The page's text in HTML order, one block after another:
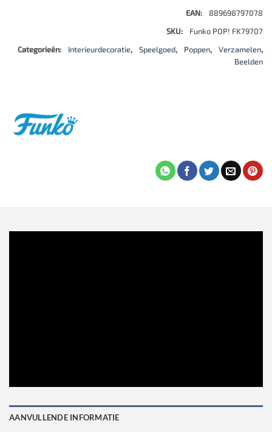
EAN:
889698797078
SKU:
Funko POP! FK79707
Categorieën:
Interieurdecoratie, Speelgoed, Poppen, Verzamelen,
Beelden
AANVULLENDE INFORMATIE